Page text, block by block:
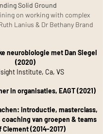
Solid Ground
on working with complex
Lanius & Dr Bethany Brand
neurobiologie met Dan Siegel
(2020)
Institute, Ca, VS
in organisaties, EAGT (2021)
introductie, masterclass,
van groepen & teams
Clement(2014-2017)